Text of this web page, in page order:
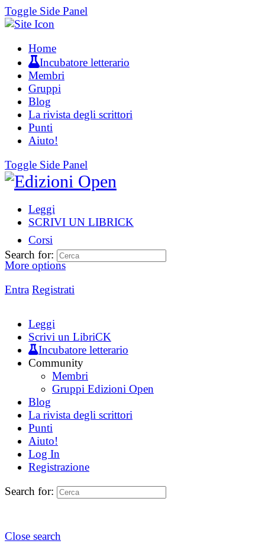
Toggle Side Panel
Home
Incubatore letterario
Membri
Gruppi
Blog
La rivista degli scrittori
Punti
Aiuto!
Toggle Side Panel
Leggi
SCRIVI UN LIBRICK
Corsi
More options
Entra Registrati
Search for:
Leggi
Scrivi un LibriCK
Incubatore letterario
Community
Membri
Gruppi Edizioni Open
Blog
La rivista degli scrittori
Punti
Aiuto!
Log In
Registrazione
Search for:
Close search